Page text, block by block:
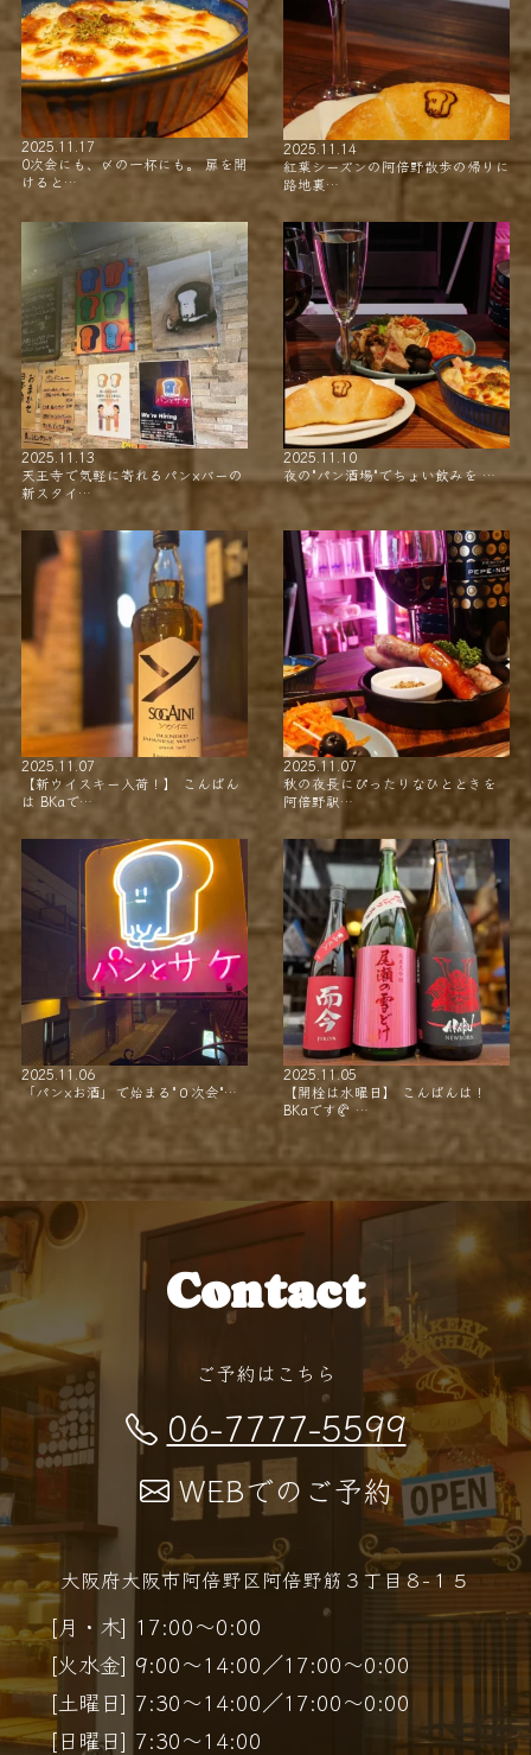
2025.11.17
0次会にも、〆の一杯にも。 扉を開
けると…
2025.11.14
紅葉シーズンの阿倍野散歩の帰りに
路地裏…
2025.11.13
天王寺で気軽に寄れるパン×バーの
新スタイ…
2025.11.10
夜の"パン酒場"でちょい飲みを …
2025.11.07
【新ウイスキー入荷！】 こんばん
は BKaで…
2025.11.07
秋の夜長にぴったりなひとときを
阿倍野駅…
2025.11.06
「パン×お酒」で始まる"０次会"…
2025.11.05
【開栓は水曜日】 こんばんは！
BKaです🥐 …
Contact
ご予約はこちら
06-7777-5599
WEBでのご予約
大阪府大阪市阿倍野区阿倍野筋３丁目８−１５
[月・木] 17:00～0:00
[火水金] 9:00～14:00／17:00～0:00
[土曜日] 7:30～14:00／17:00～0:00
[日曜日] 7:30～14:00